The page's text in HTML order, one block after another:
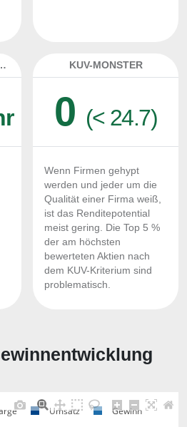
CHECK KUV-MONSTER
0 (< 24.7)
Wenn Firmen gehypt
werden und jeder um die
Qualität einer Firma weiß,
ist das Renditepotential
meist gering. Die Top 5 %
der am höchsten
bewerteten Aktien nach
dem KUV-Kriterium sind
problematisch.
Umsatz Gewinn